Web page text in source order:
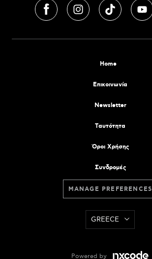
Home
Επικοινωνία
Newsletter
Tαυτότητα
Όροι Χρήσης
Συνδρομές
MANAGE PREFERENCES
GREECE
Powered by